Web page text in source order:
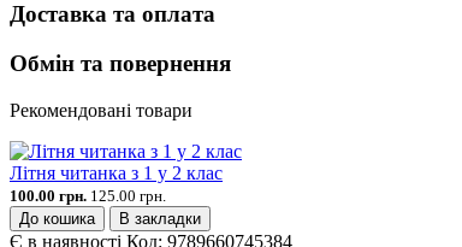
Доставка та оплата
Обмін та повернення
Рекомендовані товари
Літня читанка з 1 у 2 клас
100.00 грн. 125.00 грн.
До кошика
В закладки
Є в наявності Код: 9789660745384